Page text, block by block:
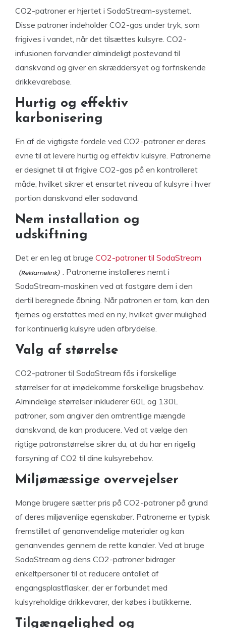
CO2-patroner er hjertet i SodaStream-systemet.
Disse patroner indeholder CO2-gas under tryk, som
frigives i vandet, når det tilsættes kulsyre. CO2-
infusionen forvandler almindeligt postevand til
danskvand og giver en skræddersyet og forfriskende
drikkevarebase.
Hurtig og effektiv
karbonisering
En af de vigtigste fordele ved CO2-patroner er deres
evne til at levere hurtig og effektiv kulsyre. Patronerne
er designet til at frigive CO2-gas på en kontrolleret
måde, hvilket sikrer et ensartet niveau af kulsyre i hver
portion danskvand eller sodavand.
Nem installation og
udskiftning
Det er en leg at bruge CO2-patroner til SodaStream
. Patronerne installeres nemt i
SodaStream-maskinen ved at fastgøre dem i den
dertil beregnede åbning. Når patronen er tom, kan den
fjernes og erstattes med en ny, hvilket giver mulighed
for kontinuerlig kulsyre uden afbrydelse.
Valg af størrelse
CO2-patroner til SodaStream fås i forskellige
størrelser for at imødekomme forskellige brugsbehov.
Almindelige størrelser inkluderer 60L og 130L
patroner, som angiver den omtrentlige mængde
danskvand, de kan producere. Ved at vælge den
rigtige patronstørrelse sikrer du, at du har en rigelig
forsyning af CO2 til dine kulsyrebehov.
Miljømæssige overvejelser
Mange brugere sætter pris på CO2-patroner på grund
af deres miljøvenlige egenskaber. Patronerne er typisk
fremstillet af genanvendelige materialer og kan
genanvendes gennem de rette kanaler. Ved at bruge
SodaStream og dens CO2-patroner bidrager
enkeltpersoner til at reducere antallet af
engangsplastflasker, der er forbundet med
kulsyreholdige drikkevarer, der købes i butikkerne.
Tilgængelighed og